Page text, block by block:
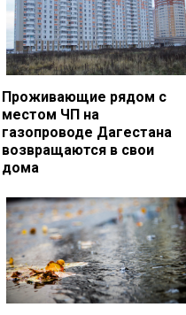
Проживающие рядом с
местом ЧП на
газопроводе Дагестана
возвращаются в свои
дома